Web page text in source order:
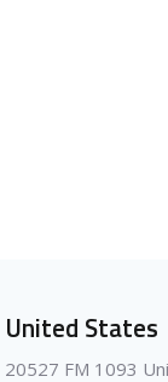
United States
20527 FM 1093